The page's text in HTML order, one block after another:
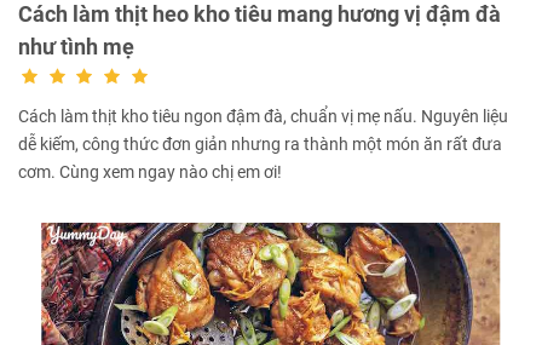
Cách làm thịt heo kho tiêu mang hương vị đậm đà
như tình mẹ
Cách làm thịt kho tiêu ngon đậm đà, chuẩn vị mẹ nấu. Nguyên liệu
dễ kiếm, công thức đơn giản nhưng ra thành một món ăn rất đưa
cơm. Cùng xem ngay nào chị em ơi!